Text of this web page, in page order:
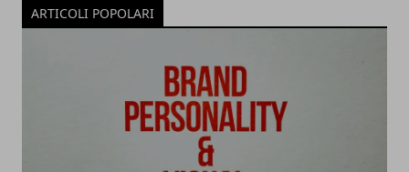
ARTICOLI POPOLARI